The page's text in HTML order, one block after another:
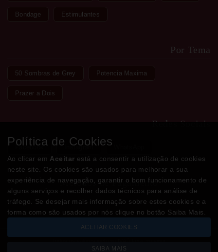
Bondage Estimulantes
Por Tema
50 Sombras de Grey Potencia Maxima
Prazer a Dois
Redes Sociais
Facebook Instagram
Métodos de Pagamento
Copyright © LOJADODESEJO.pt 2026
Política de Cookies
Ao clicar em Aceitar está a consentir a utilização de cookies
neste site. Os cookies são usados para melhorar a sua
experiência de navegação, garantir o bom funcionamento de
alguns serviços e recolher dados técnicos para análise de
tráfego. Se desejar mais informação sobre estes cookies e a
forma como são usados por nós clique no botão Saiba Mais.
ACEITAR COOKIES
SAIBA MAIS